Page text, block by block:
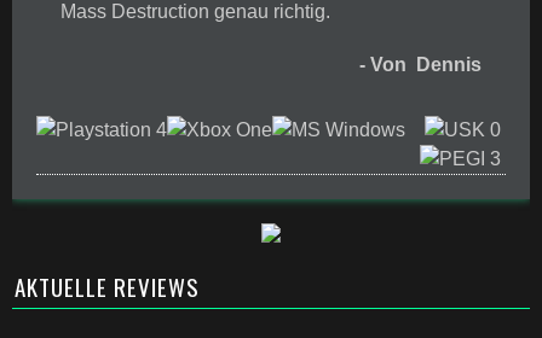
Mass Destruction genau richtig.
- Von Dennis
AKTUELLE REVIEWS